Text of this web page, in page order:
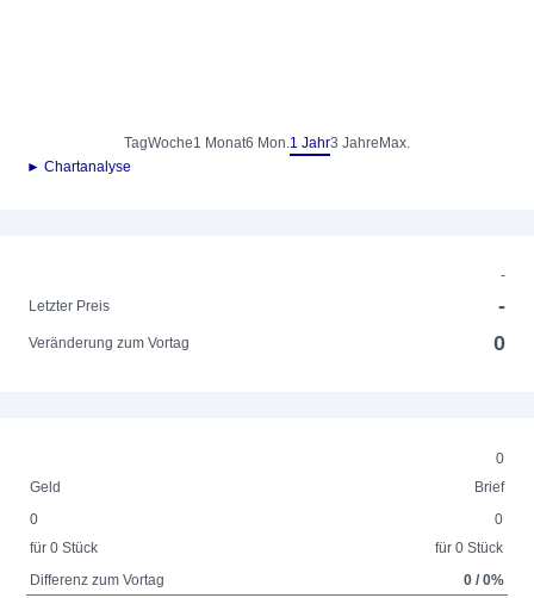
TagWoche1 Monat6 Mon.1 Jahr3 Jahre Max.
► Chartanalyse
-
Letzter Preis
-
Veränderung zum Vortag 0
0
Geld
Brief
0
für 0 Stück
0
für 0 Stück
Differenz zum Vortag
0 / 0%